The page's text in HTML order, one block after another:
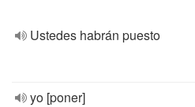
Ustedes habrán puesto
yo [poner]